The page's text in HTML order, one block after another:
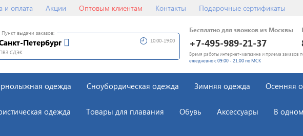
и оплата Акции Оптовым клиентам Контакты Подарочные сертификаты
Пункт выдачи заказов:
Петербург
ПВЗ СДЭК
10:00-19:00
Бесплатно для звонков из Москвы
+7-495-989-21-37
Время работы интернет-магазина и приема заказов
ежедневно с 09:00 - 21:00 по МСК
одежда Сноубордическая одежда Зимняя одежда Осенняя
одежда Товары для плавания Обувь Аксессуары В